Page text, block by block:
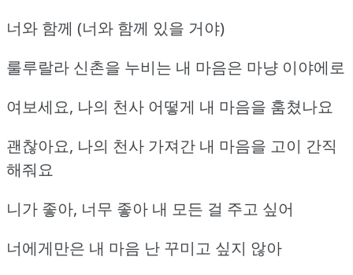
너와 함께 (너와 함께 있을 거야)
룰루랄라 신촌을 누비는 내 마음은 마냥 이야에로
여보세요, 나의 천사 어떻게 내 마음을 훔쳤나요
괜찮아요, 나의 천사 가져간 내 마음을 고이 간직
해줘요
니가 좋아, 너무 좋아 내 모든 걸 주고 싶어
너에게만은 내 마음 난 꾸미고 싶지 않아